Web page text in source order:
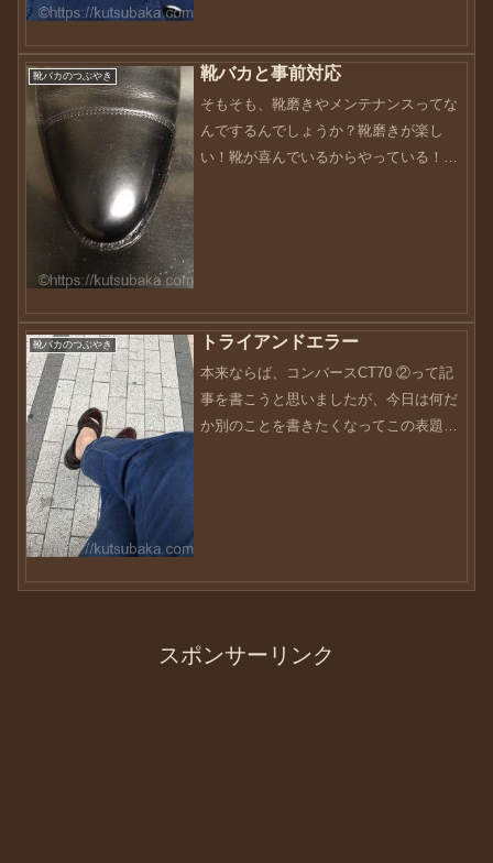
靴バカのつぶやき 靴バカと事前対応
そもそも、靴磨きやメンテナンスってな
んでするんでしょうか？靴磨きが楽し
い！靴が喜んでいるからやっている！光
靴バカのつぶやき トライアンドエラー
本来ならば、コンバースCT70 ②って記
事を書こうと思いましたが、今日は何だ
か別のことを書きたくなってこの表題で
スポンサーリンク